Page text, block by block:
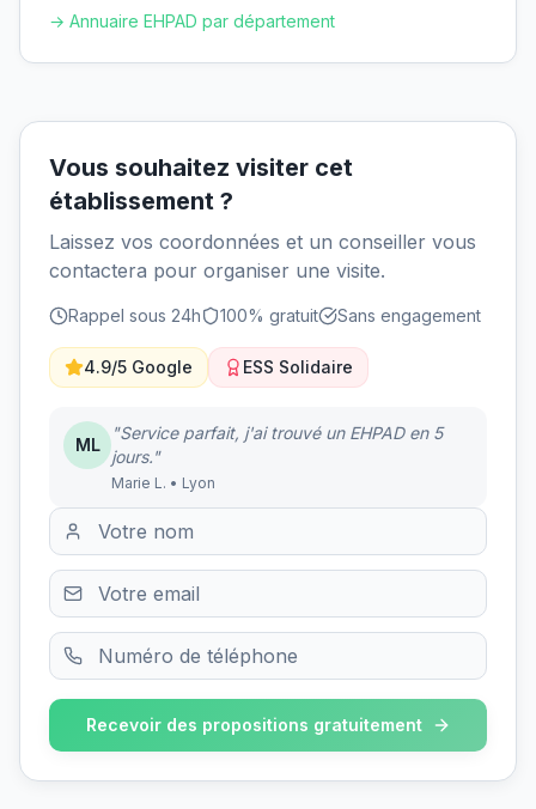
→ Annuaire EHPAD par département
Vous souhaitez visiter cet
établissement ?
Laissez vos coordonnées et un conseiller vous
contactera pour organiser une visite.
Rappel sous 24h 100% gratuit Sans engagement
4.9/5 Google ESS Solidaire
ML
"Service parfait, j'ai trouvé un EHPAD en 5
jours."
Marie L. • Lyon
Recevoir des propositions gratuitement